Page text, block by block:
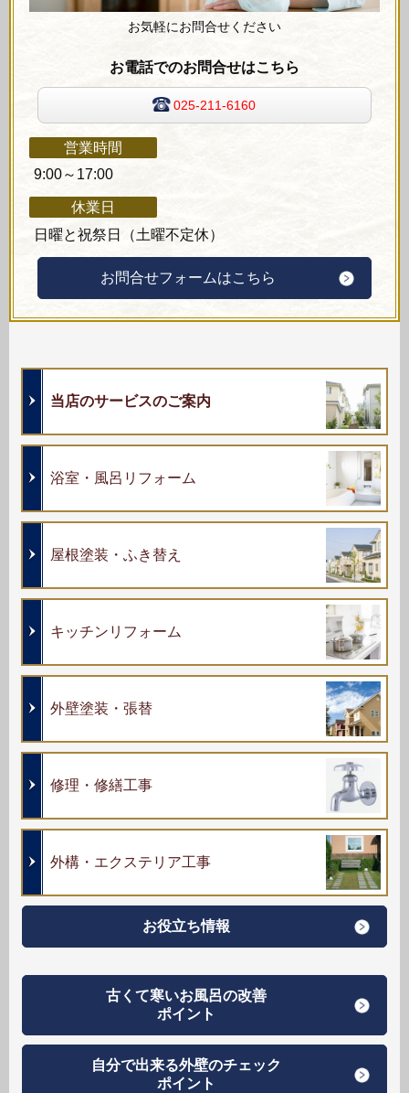
お気軽にお問合せください
お電話でのお問合せはこちら
025-211-6160
営業時間
9:00～17:00
休業日
日曜と祝祭日（土曜不定休）
お問合せフォームはこちら
当店のサービスのご案内
浴室・風呂リフォーム
屋根塗装・ふき替え
キッチンリフォーム
外壁塗装・張替
修理・修繕工事
外構・エクステリア工事
お役立ち情報
古くて寒いお風呂の改善
ポイント
自分で出来る外壁のチェック
ポイント